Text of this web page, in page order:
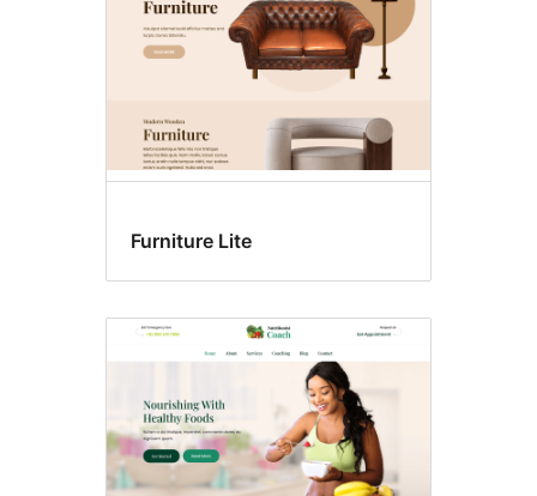
Furniture Lite